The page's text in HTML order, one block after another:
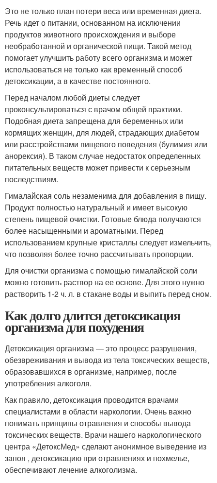
Это не только план потери веса или временная диета.
Речь идет о питании, основанном на исключении
продуктов животного происхождения и выборе
необработанной и органической пищи. Такой метод
помогает улучшить работу всего организма и может
использоваться не только как временный способ
детоксикации, а в качестве постоянного.
Перед началом любой диеты следует
проконсультироваться с врачом общей практики.
Подобная диета запрещена для беременных или
кормящих женщин, для людей, страдающих диабетом
или расстройствами пищевого поведения (булимия или
анорексия). В таком случае недостаток определенных
питательных веществ может привести к серьезным
последствиям.
Гималайская соль незаменима для добавления в пищу.
Продукт полностью натуральный и имеет высокую
степень пищевой очистки. Готовые блюда получаются
более насыщенными и ароматными. Перед
использованием крупные кристаллы следует измельчить,
что позволяя более точно рассчитывать пропорции.
Для очистки организма с помощью гималайской соли
можно готовить раствор на ее основе. Для этого нужно
растворить 1-2 ч. л. в стакане воды и выпить перед сном.
Как долго длится детоксикация
организма для похудения
Детоксикация организма — это процесс разрушения,
обезвреживания и вывода из тела токсических веществ,
образовавшихся в организме, например, после
употребления алкоголя.
Как правило, детоксикация проводится врачами
специалистами в области наркологии. Очень важно
понимать принципы отравления и способы вывода
токсических веществ. Врачи нашего наркологического
центра «ДетоксМед» сделают анонимное выведение из
запоя , детоксикацию при отравлениях и похмелье,
обеспечивают лечение алкоголизма.